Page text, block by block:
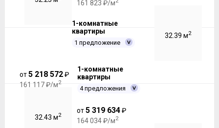
161 823 ₽/м
1-комнатные
квартиры
1 предложение
32.39 м2
от5 218 572₽
161 117 ₽/м2
1-комнатные
квартиры
4 предложения
32.43 м2
от5 319 634₽
164 034 ₽/м2